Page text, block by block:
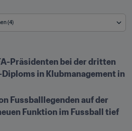
(4)
Präsidenten bei der dritten
Diploms in Klubmanagement in
Fussballlegenden auf der
Funktion im Fussball tief